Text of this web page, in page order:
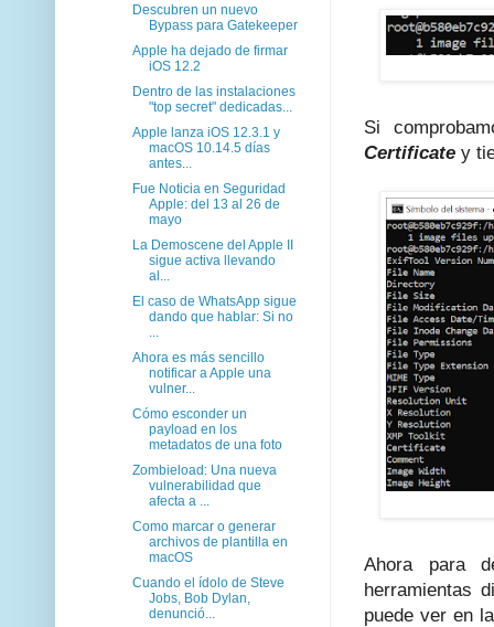
Si
Certificate y
Ahora para
herramientas
puede ver en
Descubren un nuevo
Bypass para Gatekeeper
Apple ha dejado de firmar
iOS 12.2
Dentro de las instalaciones
"top secret" dedicadas...
Apple lanza iOS 12.3.1 y
macOS 10.14.5 días
antes...
Fue Noticia en Seguridad
Apple: del 13 al 26 de
mayo
La Demoscene del Apple II
sigue activa llevando
al...
El caso de WhatsApp sigue
dando que hablar: Si no
Ahora es más sencillo
notificar a Apple una
vulner...
Cómo esconder un
payload en los
metadatos de una foto
Zombieload: Una nueva
vulnerabilidad que
afecta a ...
Como marcar o generar
archivos de plantilla en
macOS
Cuando el ídolo de Steve
Jobs, Bob Dylan,
denunció...